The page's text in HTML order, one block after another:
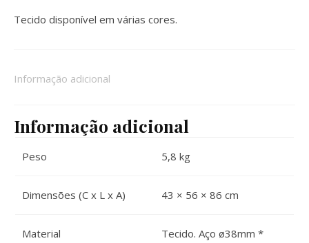
Tecido disponível em várias cores.
Informação adicional
Informação adicional
Peso 5,8 kg
Dimensões (C x L x A) 43 × 56 × 86 cm
Material
Tecido. Aço ø38mm *